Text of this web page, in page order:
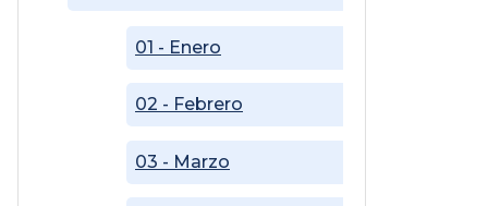
01 - Enero
02 - Febrero
03 - Marzo